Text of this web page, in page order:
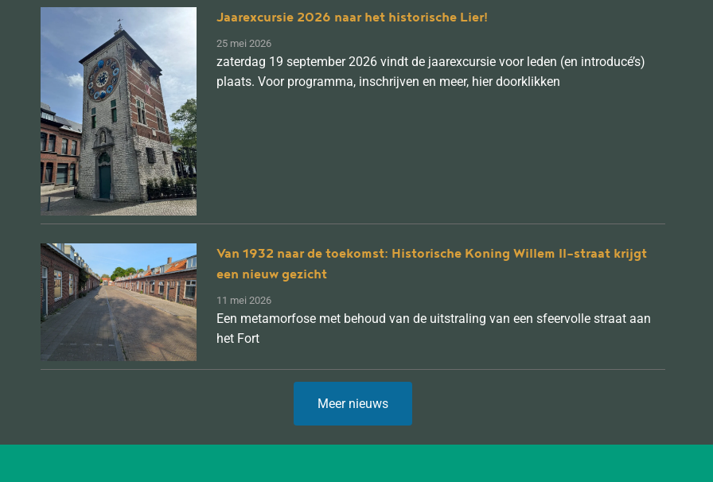
Jaarexcursie 2026 naar het historische Lier!
25 mei 2026
zaterdag 19 september 2026 vindt de jaarexcursie voor leden (en introducé’s)
plaats. Voor programma, inschrijven en meer, hier doorklikken
Van 1932 naar de toekomst: Historische Koning Willem II-straat krijgt
een nieuw gezicht
11 mei 2026
Een metamorfose met behoud van de uitstraling van een sfeervolle straat aan
het Fort
Meer nieuws